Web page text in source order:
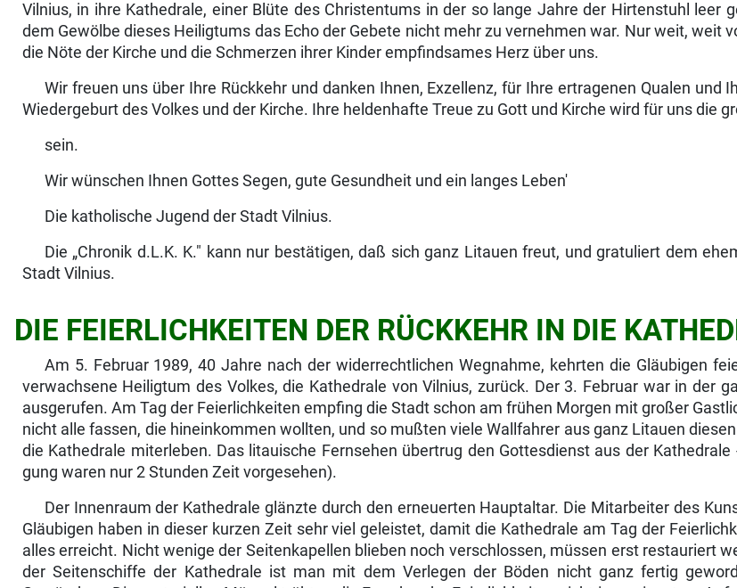
Vilnius, in ihre Kathedrale, einer Blüte des Christentums in der so lange Jahre der Hirtenstuhl leer
dem Gewölbe dieses Heiligtums das Echo der Gebete nicht mehr zu vernehmen war. Nur weit, weit
die Nöte der Kirche und die Schmerzen ihrer Kinder empfindsames Herz über uns.
Wir freuen uns über Ihre Rückkehr und danken Ihnen, Exzellenz, für Ihre ertragenen Qualen
Wiedergeburt des Volkes und der Kirche. Ihre heldenhafte Treue zu Gott und Kirche wird für uns die
sein.
Wir wünschen Ihnen Gottes Segen, gute Gesundheit und ein langes Leben'
Die katholische Jugend der Stadt Vilnius.
Die „Chronik d.L.K. K." kann nur bestätigen, daß sich ganz Litauen freut, und gratuliert dem
Stadt Vilnius.
DIE FEIERLICHKEITEN DER RÜCKKEHR IN DIE
Am 5. Februar 1989, 40 Jahre nach der widerrechtlichen Wegnahme, kehr­ten die Gläubigen
verwachsene Heiligtum des Volkes, die Kathedrale von Vilnius, zurück. Der 3. Februar war in der
ausgerufen. Am Tag der Feierlichkeiten empfing die Stadt schon am frühen Morgen mit großer
nicht alle fassen, die hineinkommen wollten, und so mußten viele Wallfahrer aus ganz Litauen
die Kathedrale mit­erleben. Das litauische Fernsehen übertrug den Gottesdienst aus der
gung waren nur 2 Stunden Zeit vorgesehen).
Der Innenraum der Kathedrale glänzte durch den erneuerten Hauptaltar. Die Mitarbeiter des
Gläubigen haben in dieser kurzen Zeit sehr viel geleistet, damit die Kathedrale am Tag der
alles erreicht. Nicht wenige der Seitenkapellen blieben noch verschlossen, müssen erst restauriert
der Seitenschiffe der Kathedrale ist man mit dem Verlegen der Böden nicht ganz fertig